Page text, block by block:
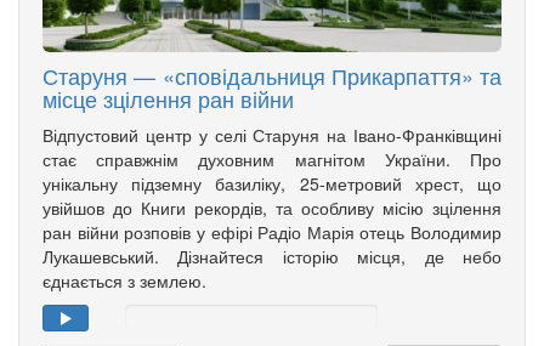
Старуня — «сповідальниця Прикарпаття» та
місце зцілення ран війни
Відпустовий центр у селі Старуня на Івано-Франківщині
стає справжнім духовним магнітом України. Про
унікальну підземну базиліку, 25-метровий хрест, що
увійшов до Книги рекордів, та особливу місію зцілення
ран війни розповів у ефірі Радіо Марія отець Володимир
Лукашевський. Дізнайтеся історію місця, де небо
єднається з землею.